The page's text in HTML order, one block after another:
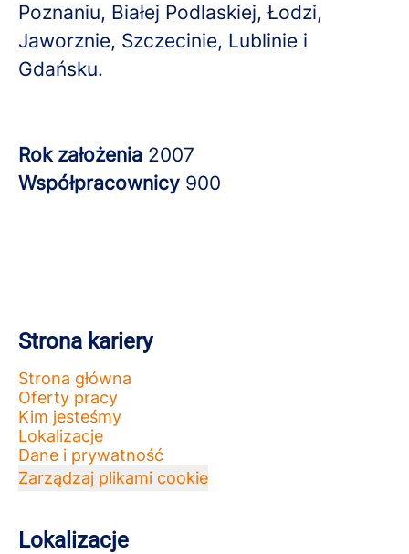
Poznaniu, Białej Podlaskiej, Łodzi,
Jaworznie, Szczecinie, Lublinie i
Gdańsku.
Rok założenia 2007
Współpracownicy 900
Strona kariery
Strona główna
Oferty pracy
Kim jesteśmy
Lokalizacje
Dane i prywatność
Zarządzaj plikami cookie
Lokalizacje